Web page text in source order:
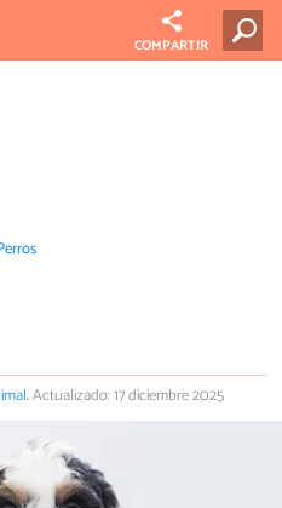
COMPARTIR
.Actualizado: 17 diciembre 2025